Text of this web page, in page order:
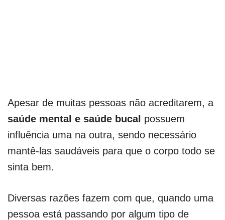
Apesar de muitas pessoas não acreditarem, a
saúde mental e saúde bucal possuem
influência uma na outra, sendo necessário
mantê-las saudáveis para que o corpo todo se
sinta bem.
Diversas razões fazem com que, quando uma
pessoa está passando por algum tipo de